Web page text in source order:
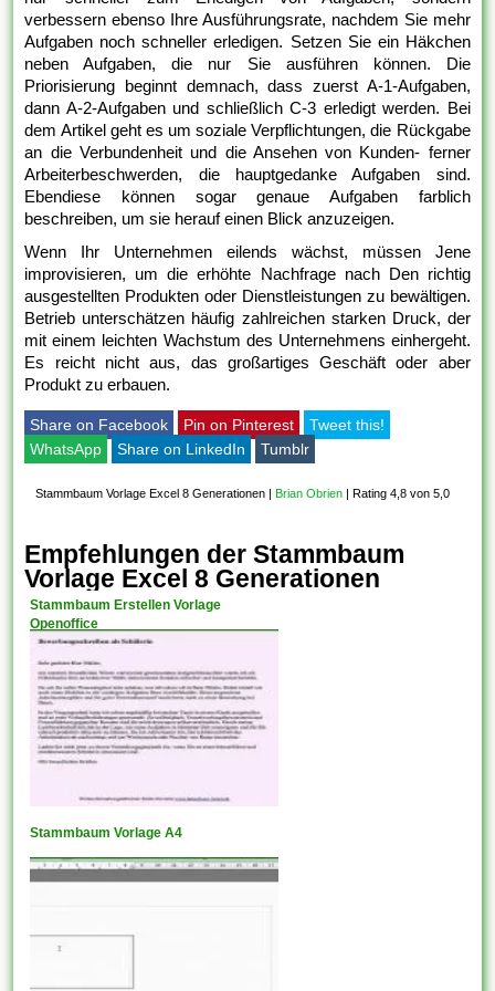
verbessern ebenso Ihre Ausführungsrate, nachdem Sie mehr
Aufgaben noch schneller erledigen. Setzen Sie ein Häkchen
neben Aufgaben, die nur Sie ausführen können. Die
Priorisierung beginnt demnach, dass zuerst A-1-Aufgaben,
dann A-2-Aufgaben und schließlich C-3 erledigt werden. Bei
dem Artikel geht es um soziale Verpflichtungen, die Rückgabe
an die Verbundenheit und die Ansehen von Kunden- ferner
Arbeiterbeschwerden, die hauptgedanke Aufgaben sind.
Ebendiese können sogar genaue Aufgaben farblich
beschreiben, um sie herauf einen Blick anzuzeigen.
Wenn Ihr Unternehmen eilends wächst, müssen Jene
improvisieren, um die erhöhte Nachfrage nach Den richtig
ausgestellten Produkten oder Dienstleistungen zu bewältigen.
Betrieb unterschätzen häufig zahlreichen starken Druck, der
mit einem leichten Wachstum des Unternehmens einhergeht.
Es reicht nicht aus, das großartiges Geschäft oder aber
Produkt zu erbauen.
Share on Facebook Pin on Pinterest
Tweet this!
WhatsApp
Share on LinkedIn Tumblr
Stammbaum Vorlage Excel 8 Generationen | Brian Obrien |Rating 4,8 von 5,0
Empfehlungen der Stammbaum
Vorlage Excel 8 Generationen
Stammbaum Erstellen Vorlage
Openoffice
Stammbaum Vorlage A4